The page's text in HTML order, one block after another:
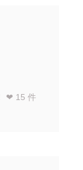
❤︎ 15 件